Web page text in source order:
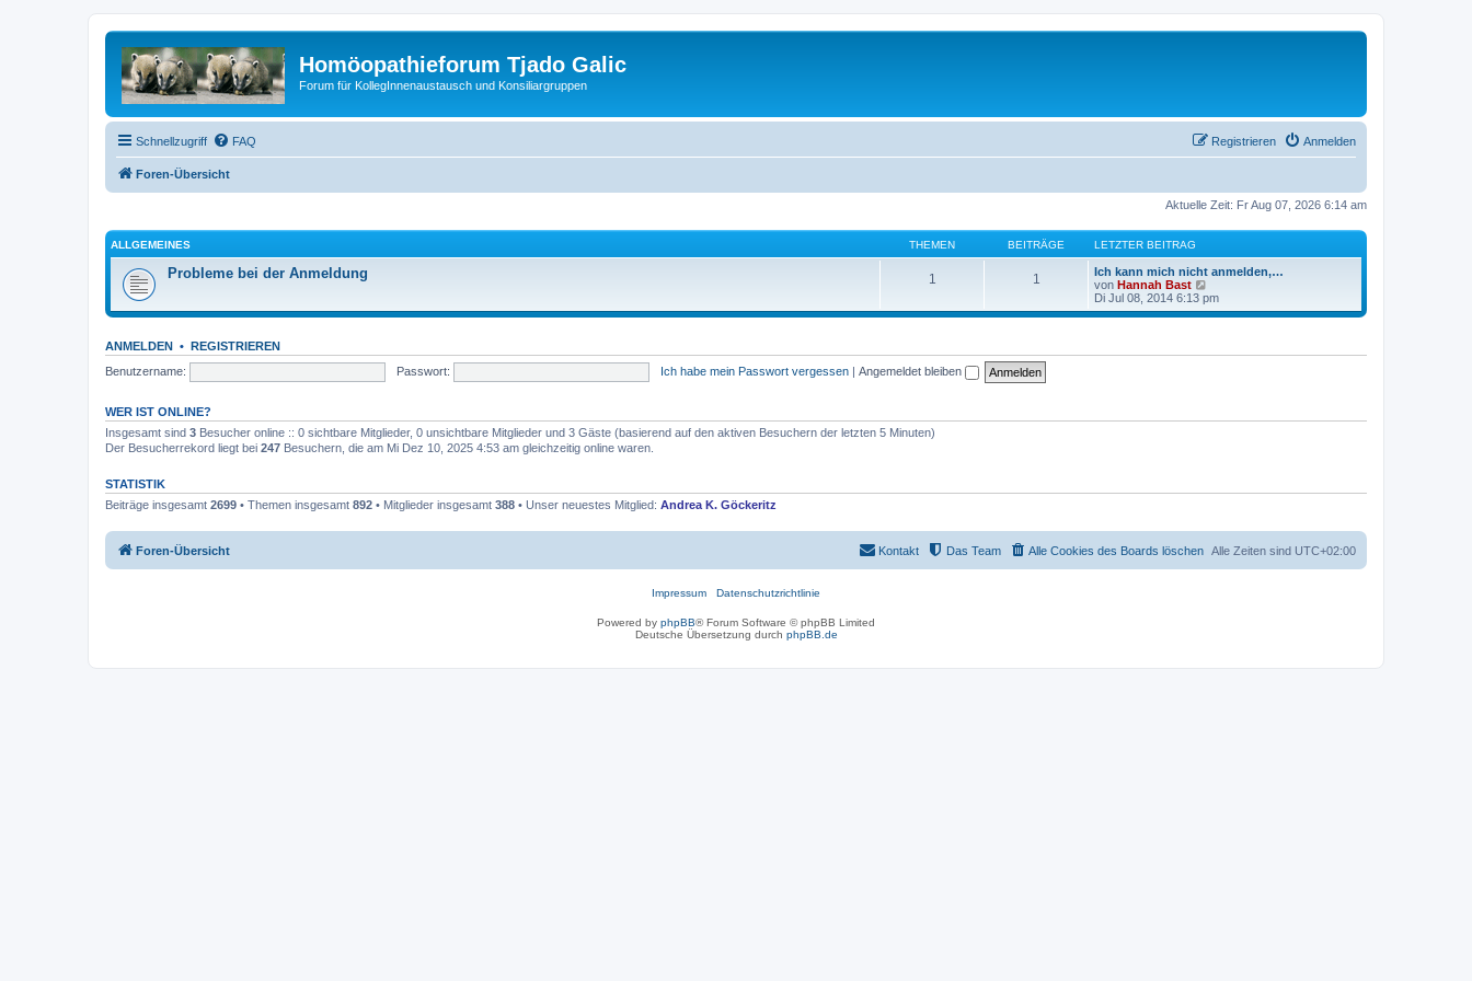
Homöopathieforum Tjado Galic
Forum für KollegInnenaustausch und Konsiliargruppen
Schnellzugriff FAQ Anmelden
Registrieren
Foren-Übersicht
Aktuelle Zeit: Fr Aug 07, 2026 6:14 am
ALLGEMEINES THEMEN BEITRÄGE LETZTER BEITRAG
Probleme bei der Anmeldung 1 1
Ich kann mich nicht anmelden,…
von Hannah Bast
e
u
Di Jul 08, 2014 6:13 pm
ANMELDEN • REGISTRIEREN
Benutzername:
Passwort: Ich habe mein Passwort vergessen | Angemeldet bleiben
WER IST ONLINE?
Insgesamt sind 3 Besucher online :: 0 sichtbare Mitglieder, 0 unsichtbare Mitglieder und 3 Gäste (basierend auf den aktiven Besuchern der letzten 5 Minuten)
Der Besucherrekord liegt bei 247 Besuchern, die am Mi Dez 10, 2025 4:53 am gleichzeitig online waren.
STATISTIK
Beiträge insgesamt 2699 • Themen insgesamt 892 • Mitglieder insgesamt 388 • Unser neuestes Mitglied: Andrea K. Göckeritz
Foren-Übersicht Alle Zeiten sind UTC+02:00
Alle Cookies des Boards löschen
Das Team
Kontakt
Impressum Datenschutzrichtlinie
Powered by phpBB® Forum Software © phpBB Limited
Deutsche Übersetzung durch phpBB.de